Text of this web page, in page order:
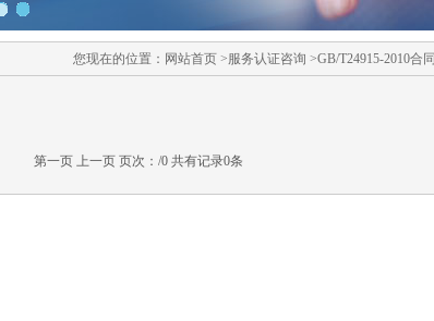
您现在的位置：网站首页 >服务认证咨询 >GB/T24915-2010合
第一页 上一页页次：/0 共有记录0条